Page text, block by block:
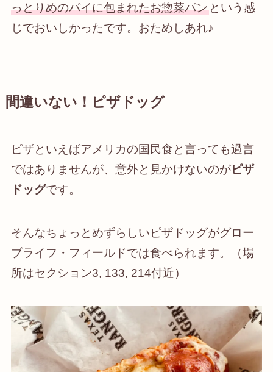
っとりめのパイに包まれたお惣菜パンという感
じでおいしかったです。おためしあれ♪
間違いない！ピザドッグ
ピザといえばアメリカの国民食と言っても過言
ではありませんが、意外と見かけないのがピザ
ドッグです。
そんなちょっとめずらしいピザドッグがグロー
ブライフ・フィールドでは食べられます。（場
所はセクション3, 133, 214付近）